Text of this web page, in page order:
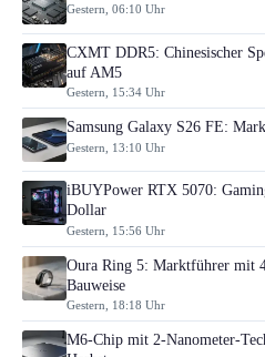
Gestern, 06:10 Uhr
CXMT DDR5: Chinesischer
auf AM5
Gestern, 15:34 Uhr
Samsung Galaxy S26 FE:
Gestern, 13:10 Uhr
iBUYPower RTX 5070:
Dollar
Gestern, 15:56 Uhr
Oura Ring 5: Marktführer mit
Bauweise
Gestern, 18:18 Uhr
M6-Chip mit 2-Nanometer-